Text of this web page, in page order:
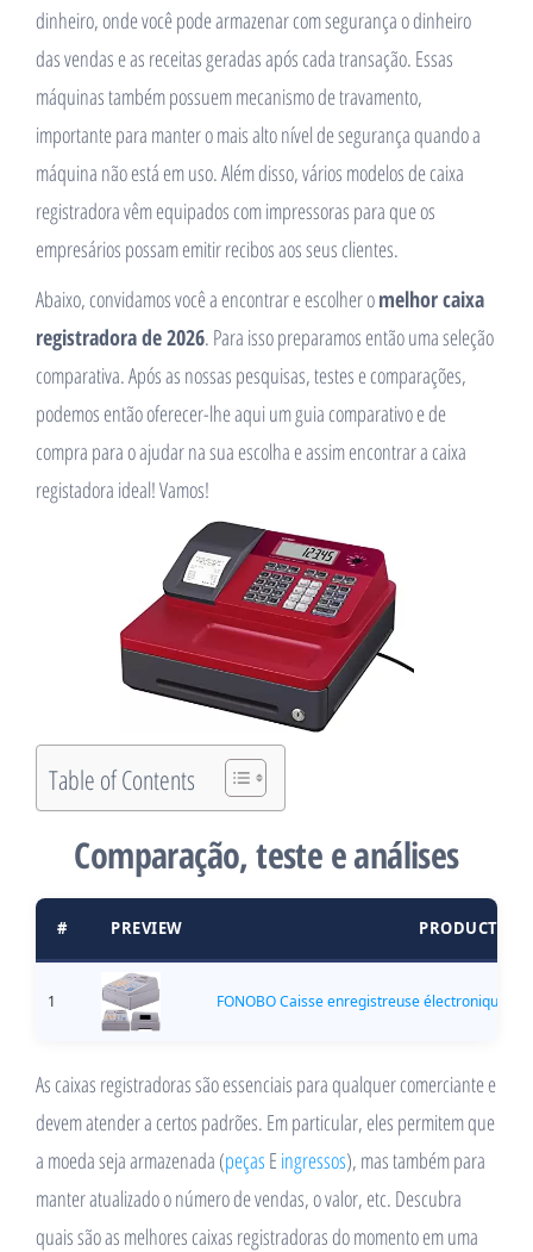
dinheiro, onde você pode armazenar com segurança o dinheiro
das vendas e as receitas geradas após cada transação. Essas
máquinas também possuem mecanismo de travamento,
importante para manter o mais alto nível de segurança quando a
máquina não está em uso. Além disso, vários modelos de caixa
registradora vêm equipados com impressoras para que os
empresários possam emitir recibos aos seus clientes.
Abaixo, convidamos você a encontrar e escolher omelhor caixa
registradora de 2026. Para isso preparamos então uma seleção
comparativa. Após as nossas pesquisas, testes e comparações,
podemos então oferecer-lhe aqui um guia comparativo e de
compra para o ajudar na sua escolha e assim encontrar a caixa
registadora ideal! Vamos!
Table of Contents
Comparação, teste e análises
# PREVIEW PRODUCT
1 FONOBO Caisse enregistreuse électronique
As caixas registradoras são essenciais para qualquer comerciante e
devem atender a certos padrões. Em particular, eles permitem que
a moeda seja armazenada (peças E ingressos), mas também para
manter atualizado o número de vendas, o valor, etc. Descubra
quais são as melhores caixas registradoras do momento em uma